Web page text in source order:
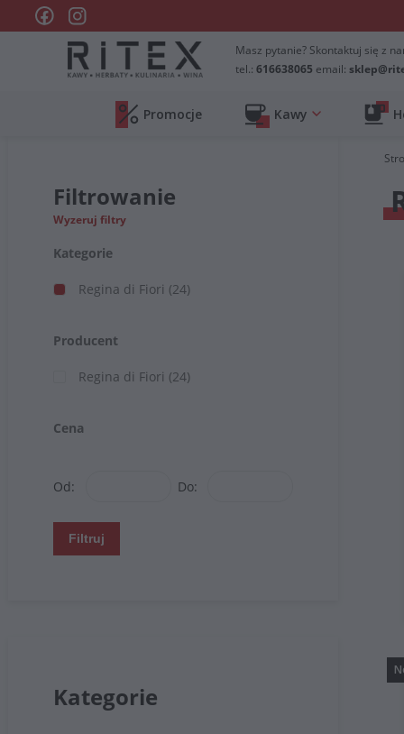
Masz pytanie? Skontaktuj się z
tel.: 616638065 email:
Promocje Kawy
Filtrowanie
Wyzeruj filtry
Kategorie
Regina di Fiori (24)
Producent
Regina di Fiori (24)
Cena
Od: Do:
Filtruj
Kategorie